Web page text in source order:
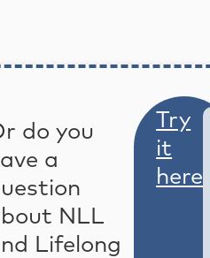
do you
a
NLL
Lifelong
Try
it
here